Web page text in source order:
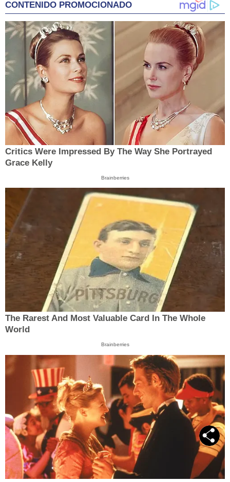
CONTENIDO PROMOCIONADO
Critics Were Impressed By The Way She Portrayed
Grace Kelly
Brainberries
The Rarest And Most Valuable Card In The Whole
World
Brainberries